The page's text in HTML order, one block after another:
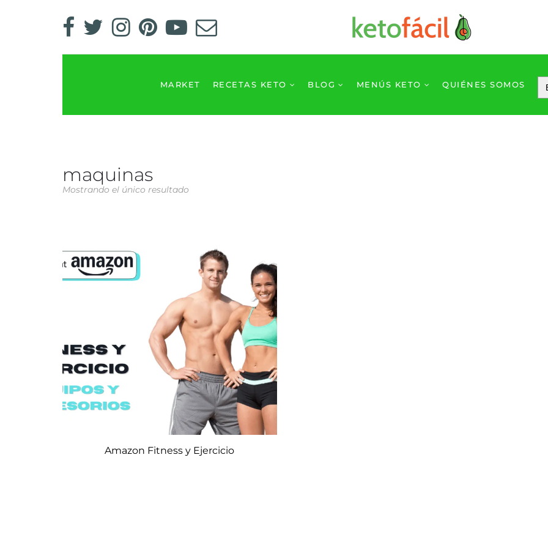
MARKET RECETAS KETO BLOG MENÚS KETO QUIÉNES SOMOS
maquinas
Mostrando el único resultado
Amazon Fitness y Ejercicio